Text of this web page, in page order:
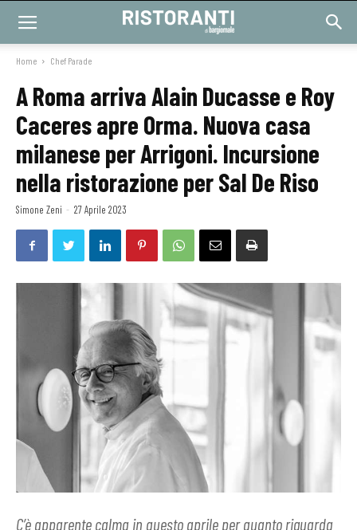
Home Chef Parade
A Roma arriva Alain Ducasse e Roy
Caceres apre Orma. Nuova casa
milanese per Arrigoni. Incursione
nella ristorazione per Sal De Riso
Simone Zeni - 27 Aprile 2023
C’è apparente calma in questo aprile per quanto riguarda